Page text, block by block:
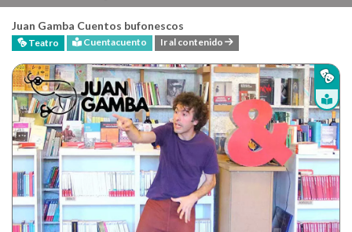
Juan Gamba Cuentos bufonescos
Teatro Cuentacuento Ir al contenido